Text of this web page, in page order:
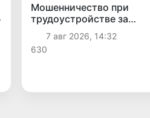
Мошенничество при
трудоустройстве за
рубежом: в
Каракалпакстане и
Ташкенте выявлены
7 авг 2026, 14:32
630